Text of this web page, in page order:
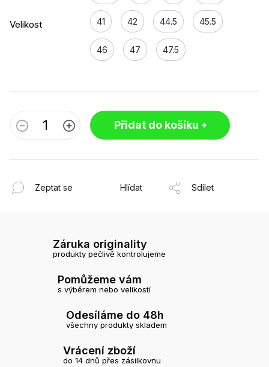
Velikost 41 42 44.5 45.5
46 47 47.5
Přidat do košíku
Zeptat se Hlídat Sdílet
Záruka originality
produkty pečlivě kontrolujeme
Pomůžeme vám
s výběrem nebo velikostí
Odesíláme do 48h
všechny produkty skladem
Vrácení zboží
do 14 dnů přes zásilkovnu